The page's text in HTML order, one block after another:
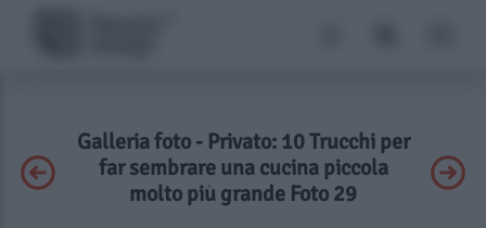
Galleria foto - Privato: 10 Trucchi per
far sembrare una cucina piccola
molto più grande Foto 29